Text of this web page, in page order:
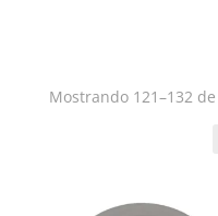
Mostrando 121–132